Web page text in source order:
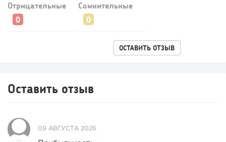
Отрицательные Сомнительные
ОСТАВИТЬ ОТЗЫВ
Оставить отзыв
09 АВГУСТА 2026